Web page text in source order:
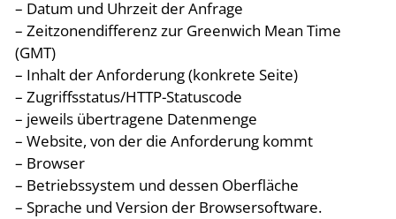
– Datum und Uhrzeit der Anfrage
– Zeitzonendifferenz zur Greenwich Mean Time
(GMT)
– Inhalt der Anforderung (konkrete Seite)
– Zugriffsstatus/HTTP-Statuscode
– jeweils übertragene Datenmenge
– Website, von der die Anforderung kommt
– Browser
– Betriebssystem und dessen Oberfläche
– Sprache und Version der Browsersoftware.